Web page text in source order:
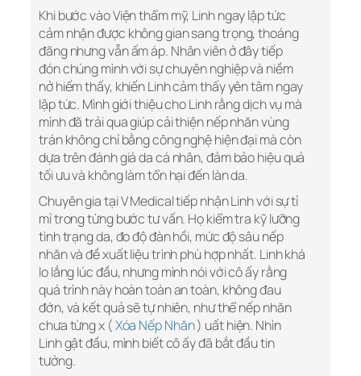
Khi bước vào Viện thẩm mỹ, Linh ngay lập tức
cảm nhận được không gian sang trọng, thoáng
đãng nhưng vẫn ấm áp. Nhân viên ở đây tiếp
đón chúng mình với sự chuyên nghiệp và niềm
nở hiếm thấy, khiến Linh cảm thấy yên tâm ngay
lập tức. Mình giới thiệu cho Linh rằng dịch vụ mà
mình đã trải qua giúp cải thiện nếp nhăn vùng
trán không chỉ bằng công nghệ hiện đại mà còn
dựa trên đánh giá da cá nhân, đảm bảo hiệu quả
tối ưu và không làm tổn hại đến làn da.
Chuyên gia tại V Medical tiếp nhận Linh với sự tỉ
mỉ trong từng bước tư vấn. Họ kiểm tra kỹ lưỡng
tình trạng da, đo độ đàn hồi, mức độ sâu nếp
nhăn và đề xuất liệu trình phù hợp nhất. Linh khá
lo lắng lúc đầu, nhưng mình nói với cô ấy rằng
quá trình này hoàn toàn an toàn, không đau
đớn, và kết quả sẽ tự nhiên, như thể nếp nhăn
chưa từng x (Xóa Nếp Nhăn) uất hiện. Nhìn
Linh gật đầu, mình biết cô ấy đã bắt đầu tin
tưởng.